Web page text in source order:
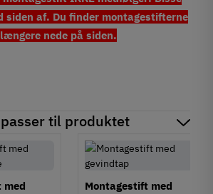
siden af. Du finder montagestifterne
nede på siden.
til produktet
med
Montagestift med